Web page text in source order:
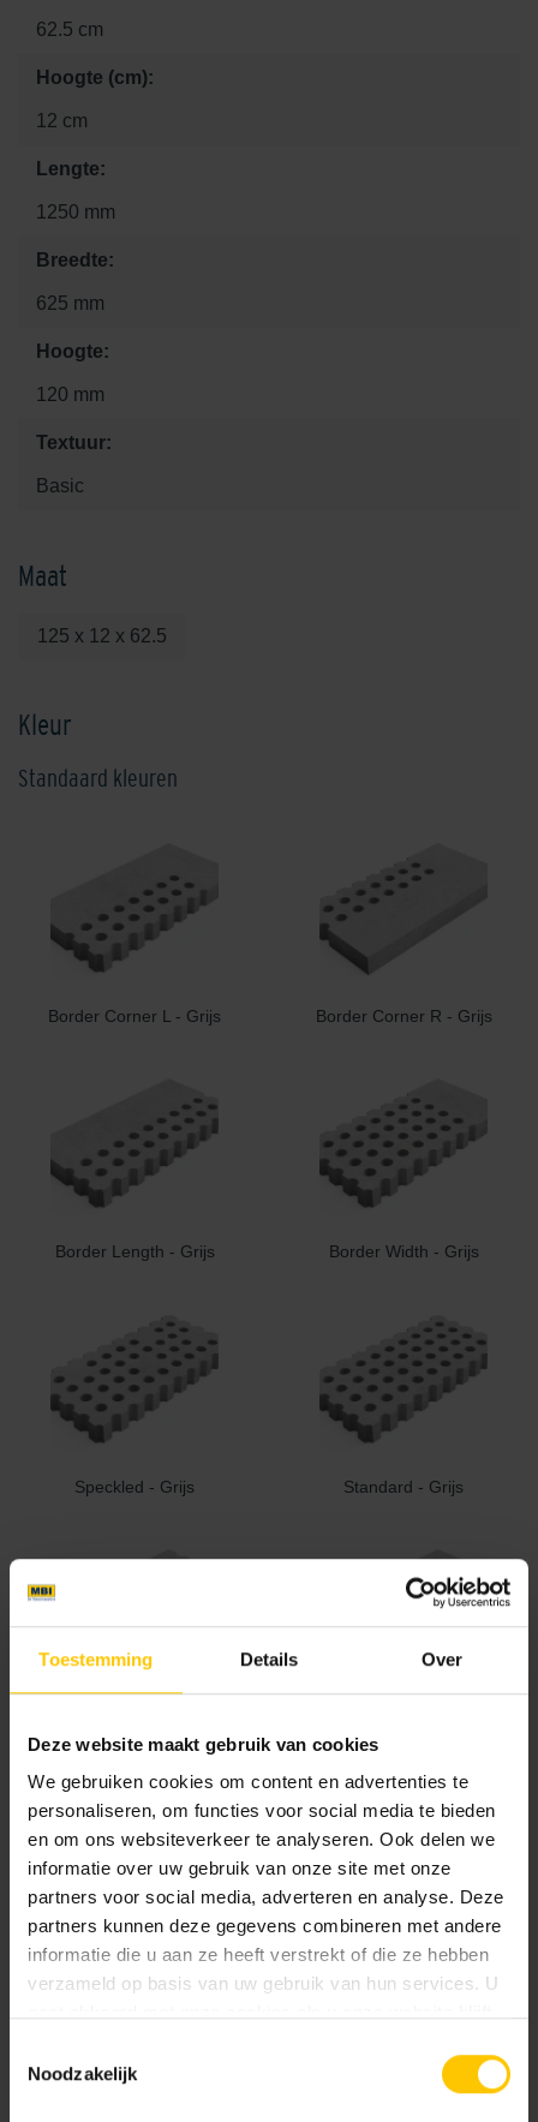
Toestemming Details Over
Deze website maakt gebruik van cookies
We gebruiken cookies om content en advertenties te
personaliseren, om functies voor social media te bieden
en om ons websiteverkeer te analyseren. Ook delen we
informatie over uw gebruik van onze site met onze
partners voor social media, adverteren en analyse. Deze
partners kunnen deze gegevens combineren met andere
informatie die u aan ze heeft verstrekt of die ze hebben
verzameld op basis van uw gebruik van hun services. U
Noodzakelijk
62.5 cm
Hoogte (cm):
12 cm
Lengte:
1250 mm
Breedte:
625 mm
Hoogte:
120 mm
Textuur:
Basic
Maat
125 x 12 x 62.5
Kleur
Standaard kleuren
Border Corner L - Grijs Border Corner R - Grijs
Border Length - Grijs Border Width - Grijs
Speckled - Grijs Standard - Grijs
Transition Border Width 2 -
Transition Corner L - Grijs